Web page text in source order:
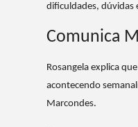
dificuldades, dúvidas
Comunica
Rosangela explica
acontecendo
Marcondes.